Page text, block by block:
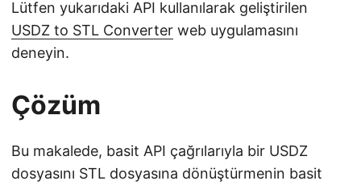
Lütfen yukarıdaki API kullanılarak geliştirilen
USDZ to STL Converter web uygulamasını
deneyin.
Çözüm
Bu makalede, basit API çağrılarıyla bir USDZ
dosyasını STL dosyasına dönüştürmenin basit